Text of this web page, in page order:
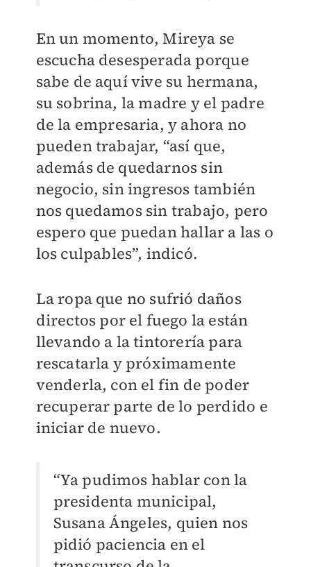
En un momento, Mireya se
escucha desesperada porque
sabe de aquí vive su hermana,
su sobrina, la madre y el padre
de la empresaria, y ahora no
pueden trabajar, “así que,
además de quedarnos sin
negocio, sin ingresos también
nos quedamos sin trabajo, pero
espero que puedan hallar a las o
los culpables”, indicó.
La ropa que no sufrió daños
directos por el fuego la están
llevando a la tintorería para
rescatarla y próximamente
venderla, con el fin de poder
recuperar parte de lo perdido e
iniciar de nuevo.
“Ya pudimos hablar con la
presidenta municipal,
Susana Ángeles, quien nos
pidió paciencia en el